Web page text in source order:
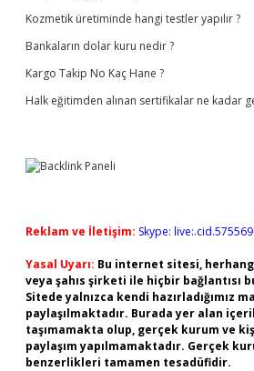
Kozmetik üretiminde hangi testler yapılır ?
Bankaların dolar kuru nedir ?
Kargo Takip No Kaç Hane ?
Halk eğitimden alınan sertifikalar ne kadar
Reklam ve İletişim: Skype:
Yasal Uyarı: Bu internet sitesi,
veya şahıs şirketi ile hiçbir bağlantısı
Sitede yalnızca kendi hazırladığımız
paylaşılmaktadır. Burada yer alan
taşımamakta olup, gerçek kurum ve
paylaşım yapılmamaktadır. Gerçek
benzerlikleri tamamen tesadüfidir.